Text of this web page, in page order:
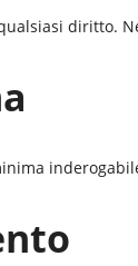
diritto.